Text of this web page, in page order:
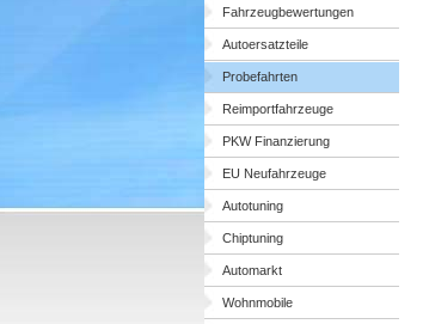
Fahrzeugbewertungen
Autoersatzteile
Probefahrten
Reimportfahrzeuge
PKW Finanzierung
EU Neufahrzeuge
Autotuning
Chiptuning
Automarkt
Wohnmobile